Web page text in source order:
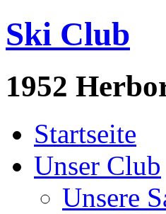
Ski Club
1952
Startseite
Unser Club
Unsere